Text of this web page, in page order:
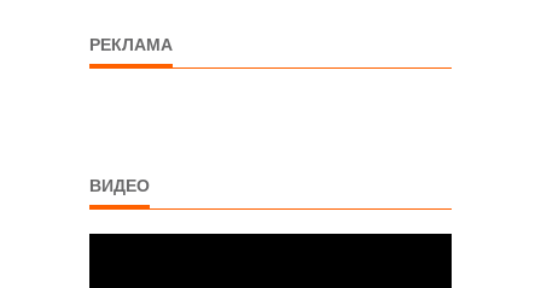
РЕКЛАМА
ВИДЕО